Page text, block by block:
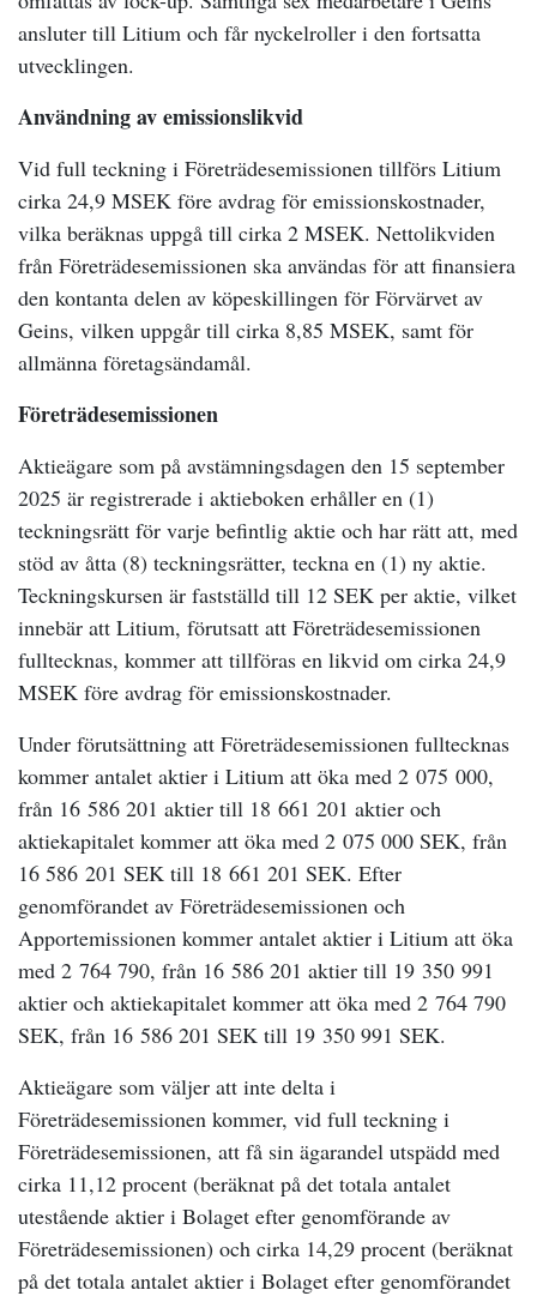
ansluter till Litium och får nyckelroller i den fortsatta
utvecklingen.
Användning av emissionslikvid
Vid full teckning i Företrädesemissionen tillförs Litium
cirka 24,9 MSEK före avdrag för emissionskostnader,
vilka beräknas uppgå till cirka 2 MSEK. Nettolikviden
från Företrädesemissionen ska användas för att finansiera
den kontanta delen av köpeskillingen för Förvärvet av
Geins, vilken uppgår till cirka 8,85 MSEK, samt för
allmänna företagsändamål.
Företrädesemissionen
Aktieägare som på avstämningsdagen den 15 september
2025 är registrerade i aktieboken erhåller en (1)
teckningsrätt för varje befintlig aktie och har rätt att, med
stöd av åtta (8) teckningsrätter, teckna en (1) ny aktie.
Teckningskursen är fastställd till 12 SEK per aktie, vilket
innebär att Litium, förutsatt att Företrädesemissionen
fulltecknas, kommer att tillföras en likvid om cirka 24,9
MSEK före avdrag för emissionskostnader.
Under förutsättning att Företrädesemissionen fulltecknas
kommer antalet aktier i Litium att öka med 2 075 000,
från 16 586 201 aktier till 18 661 201 aktier och
aktiekapitalet kommer att öka med 2 075 000 SEK, från
16 586 201 SEK till 18 661 201 SEK. Efter
genomförandet av Företrädesemissionen och
Apportemissionen kommer antalet aktier i Litium att öka
med 2 764 790, från 16 586 201 aktier till 19 350 991
aktier och aktiekapitalet kommer att öka med 2 764 790
SEK, från 16 586 201 SEK till 19 350 991 SEK.
Aktieägare som väljer att inte delta i
Företrädesemissionen kommer, vid full teckning i
Företrädesemissionen, att få sin ägarandel utspädd med
cirka 11,12 procent (beräknat på det totala antalet
utestående aktier i Bolaget efter genomförande av
Företrädesemissionen) och cirka 14,29 procent (beräknat
på det totala antalet aktier i Bolaget efter genomförandet